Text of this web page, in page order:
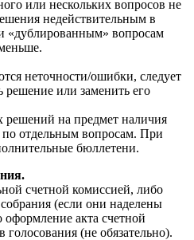
или нескольких вопросов не
недействительным в
вопросам
неточности/ошибки, следует
решение или заменить его
на предмет наличия
отдельным вопросам. При
бюллетени.
счетной комиссией, либо
(если они наделены
акта счетной
(не обязательно).